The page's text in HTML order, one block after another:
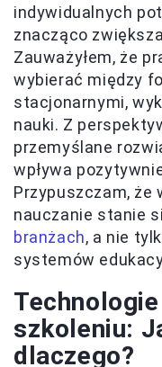
indywidualnych
znacząco
Zauważyłem, że
wybierać między
stacjonarnymi,
nauki. Z
przemyślane
wpływa
Przypuszczam, że
nauczanie stanie
branżach, a nie
systemów
szkoleniu:
dlaczego?